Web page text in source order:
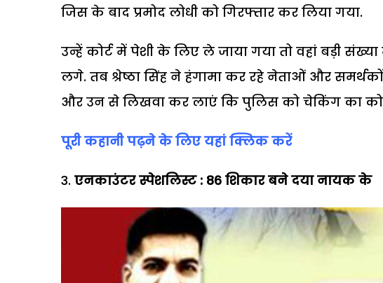
जिस के बाद प्रमोद लोधी को गिरफ्तार कर लिया गया.
उन्हें कोर्ट में पेशी के लिए ले जाया गया तो वहां बड़ी
लगे. तब श्रेष्ठा सिंह ने हंगामा कर रहे नेताओं और
और उन से लिखवा कर लाएं कि पुलिस को चेकिंग का
पूरी कहानी पढ़ने के लिए यहां क्लिक करें
एनकाउंटर स्पेशलिस्ट : 86 शिकार बने दया नायक के